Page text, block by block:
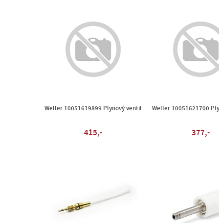
Weller T0051619899 Plynový ventil
415,-
Weller T0051621700
377,-